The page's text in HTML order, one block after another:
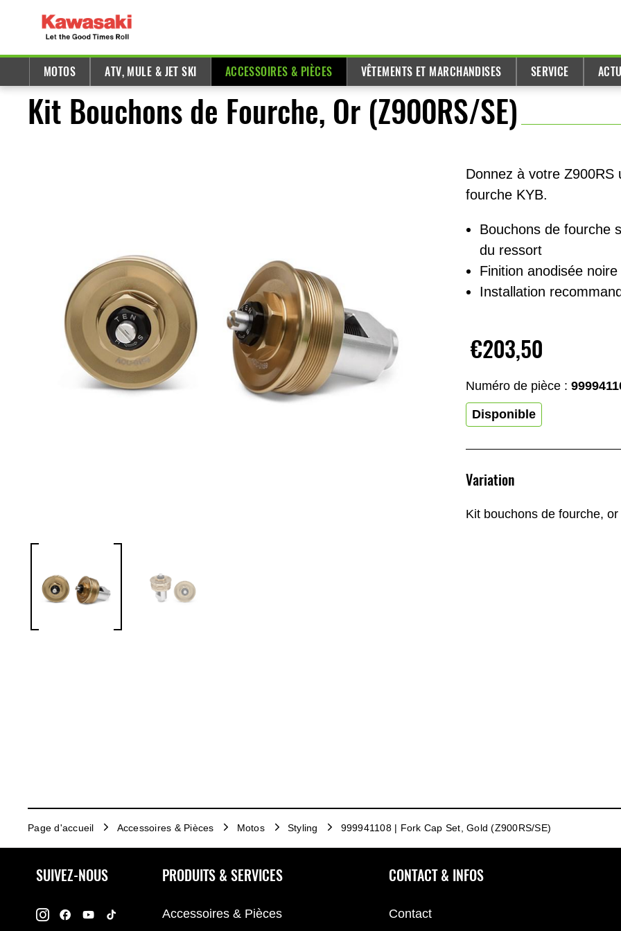
MOTOS ATV, MULE & JET SKI ACCESSOIRES & PIÈCES VÊTEMENTS ET MARCHANDISES SERVICE
Kit Bouchons de Fourche, Or (Z900RS/SE)
Donnez à votre Z900RS
fourche KYB.
Bouchons de fourche
du ressort
Finition anodisée
Installation
€203,50
Numéro de pièce :
Disponible
Variation
Kit bouchons de fourche, or
Page d'accueil Accessoires & Pièces Motos Styling 999941108 | Fork Cap Set, Gold (Z900RS/SE)
SUIVEZ-NOUS PRODUITS & SERVICES
Accessoires & Pièces
CONTACT & INFOS
Contact